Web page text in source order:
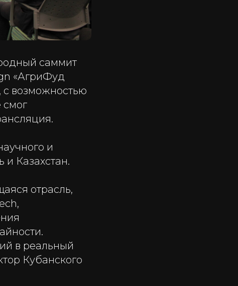
саммит
«АгриФуд
возможностью
смог
и
и Казахстан.
отрасль,
в реальный
Кубанского